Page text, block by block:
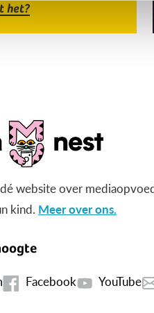
het?
website over
kind. Meer over ons.
Facebook YouTube